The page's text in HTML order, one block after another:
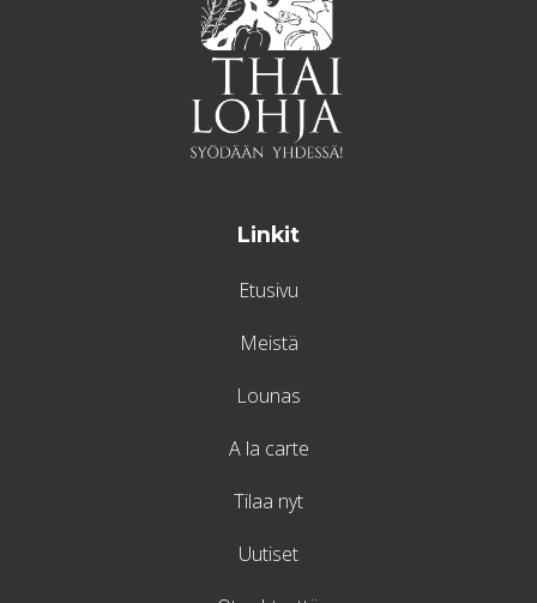
Linkit
Etusivu
Meistä
Lounas
A la carte
Tilaa nyt
Uutiset